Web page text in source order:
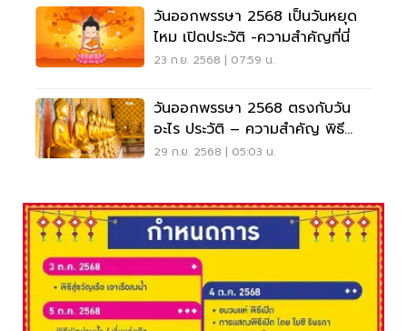
วันออกพรรษา 2568 เป็นวันหยุด
ไหม เปิดประวัติ -ความสำคัญที่นี่
23 ก.ย. 2568 | 07:59 น.
วันออกพรรษา 2568 ตรงกับวัน
อะไร ประวัติ – ความสำคัญ พิธี
ตักบาตรเทโว
29 ก.ย. 2568 | 05:03 น.